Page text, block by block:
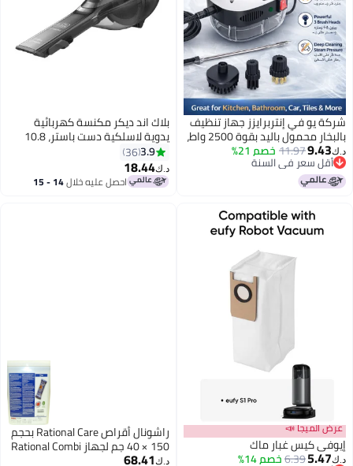
يو في إنتربرايزز جهاز تنظيف
بالبخار محمول باليد بقوة 2500 واط،
تنظيف بالبخار عالي الضغط،
تنظيف بالبخار محمول للمنزل
والحمام والسيارة مع
فرشاة
11.97خصم 21%
سعر في السنة
+10 مؤخرًا
سعر في السنة
بلاك اند ديكر مكنسة كهربائية
يدوية لاسلكية دست باستر، 10.8
هوائي، طاقة 21.6Wh، فلترة فعالة،
شاحن Jack Plug، 1950 W DVA320J-
3.9
36
18.44
احصل عليه خلال 14 - 15
الميجا 📣
كيس غبار ماك
6.39خصم 14%سعر في 7 يوم
راشونال أقراص Rational Care بحجم
150 × 40 جم لجهاز Rational Combi
Steam Cleaner
68.41